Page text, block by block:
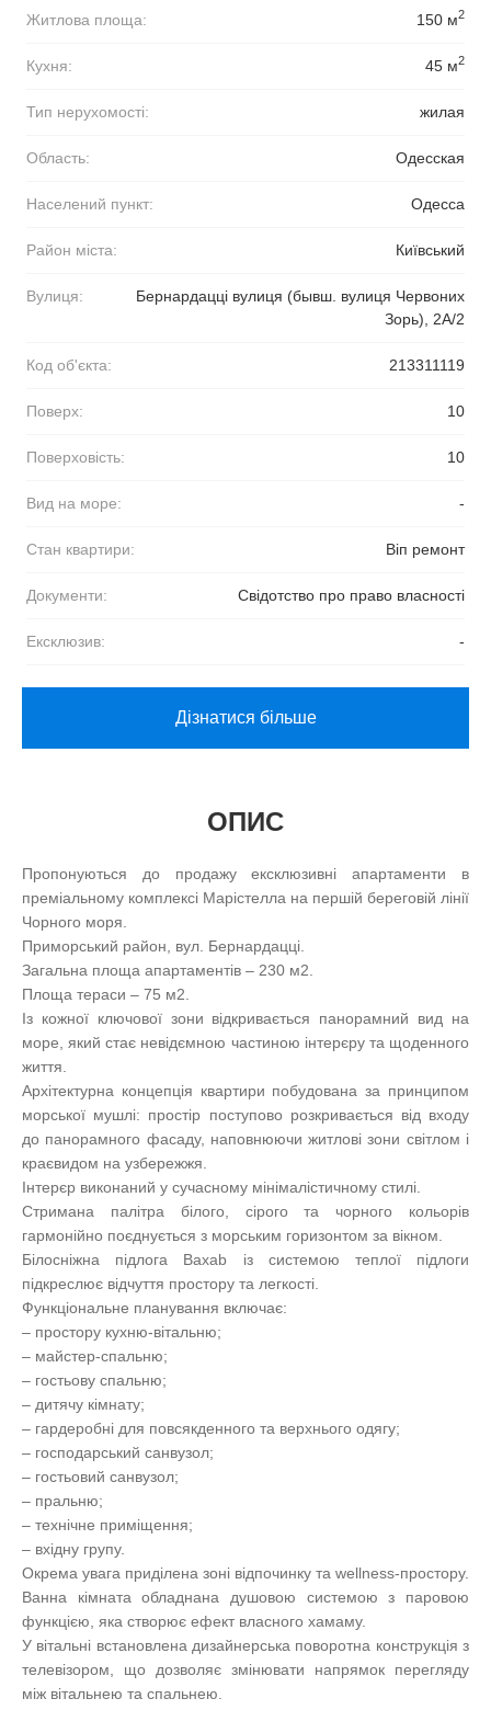
Житлова площа: 150 м2
Кухня: 45 м2
Тип нерухомості: жилая
Область: Одесская
Населений пункт: Одесса
Район міста: Київський
Вулиця:
Бернардацці вулиця (бывш. вулиця Червоних
Зорь), 2А/2
Код об'єкта: 213311119
Поверх: 10
Поверховість: 10
Вид на море: -
Стан квартири: Віп ремонт
Документи: Свідотство про право власності
Ексклюзив: -
Дізнатися більше
ОПИС
Пропонуються до продажу ексклюзивні апартаменти в
преміальному комплексі Марістелла на першій береговій лінії
Чорного моря.
Приморський район, вул. Бернардацці.
Загальна площа апартаментів – 230 м2.
Площа тераси – 75 м2.
Із кожної ключової зони відкривається панорамний вид на
море, який стає невідємною частиною інтерєру та щоденного
життя.
Архітектурна концепція квартири побудована за принципом
морської мушлі: простір поступово розкривається від входу
до панорамного фасаду, наповнюючи житлові зони світлом і
краєвидом на узбережжя.
Інтерєр виконаний у сучасному мінімалістичному стилі.
Стримана палітра білого, сірого та чорного кольорів
гармонійно поєднується з морським горизонтом за вікном.
Білосніжна підлога Baxab із системою теплої підлоги
підкреслює відчуття простору та легкості.
Функціональне планування включає:
– простору кухню-вітальню;
– майстер-спальню;
– гостьову спальню;
– дитячу кімнату;
– гардеробні для повсякденного та верхнього одягу;
– господарський санвузол;
– гостьовий санвузол;
– пральню;
– технічне приміщення;
– вхідну групу.
Окрема увага приділена зоні відпочинку та wellness-простору.
Ванна кімната обладнана душовою системою з паровою
функцією, яка створює ефект власного хамаму.
У вітальні встановлена дизайнерська поворотна конструкція з
телевізором, що дозволяє змінювати напрямок перегляду
між вітальнею та спальнею.